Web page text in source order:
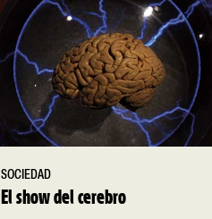
SOCIEDAD
El show del cerebro